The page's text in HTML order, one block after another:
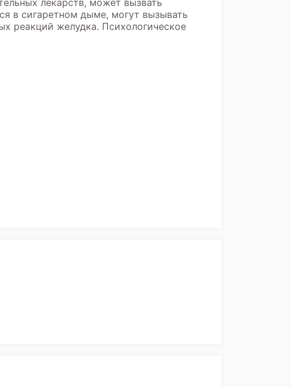
лекарств, может вызвать
в сигаретном дыме, могут вызывать
реакций желудка. Психологическое